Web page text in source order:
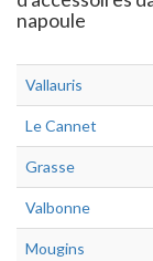
napoule
Vallauris
Le Cannet
Grasse
Valbonne
Mougins